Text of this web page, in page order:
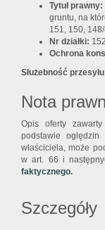
Tytuł prawny:
gruntu, na
151, 150,
Nr działki:
Ochrona
Służebność
Nota
Opis oferty
podstawie oględzin
właściciela, może
w art. 66 i
faktycznego.
Szczegóły